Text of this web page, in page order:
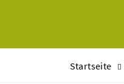
Startseite